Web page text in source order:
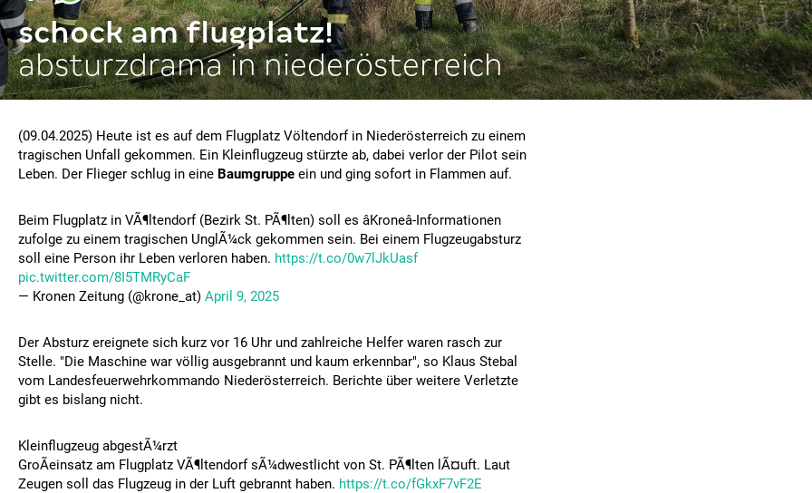
schock am flugplatz!
absturzdrama in niederösterreich
(09.04.2025) Heute ist es auf dem Flugplatz Völtendorf in Niederösterreich zu einem
tragischen Unfall gekommen. Ein Kleinflugzeug stürzte ab, dabei verlor der Pilot sein
Leben. Der Flieger schlug in eine Baumgruppe ein und ging sofort in Flammen auf.
Beim Flugplatz in VÃ¶ltendorf (Bezirk St. PÃ¶lten) soll es âKroneâ-Informationen
zufolge zu einem tragischen UnglÃ¼ck gekommen sein. Bei einem Flugzeugabsturz
soll eine Person ihr Leben verloren haben. https://t.co/0w7lJkUasf
pic.twitter.com/8I5TMRyCaF
— Kronen Zeitung (@krone_at) April 9, 2025
Der Absturz ereignete sich kurz vor 16 Uhr und zahlreiche Helfer waren rasch zur
Stelle. "Die Maschine war völlig ausgebrannt und kaum erkennbar", so Klaus Stebal
vom Landesfeuerwehrkommando Niederösterreich. Berichte über weitere Verletzte
gibt es bislang nicht.
Kleinflugzeug abgestÃ¼rzt
GroÃeinsatz am Flugplatz VÃ¶ltendorf sÃ¼dwestlicht von St. PÃ¶lten lÃ¤uft. Laut
Zeugen soll das Flugzeug in der Luft gebrannt haben. https://t.co/fGkxF7vF2E